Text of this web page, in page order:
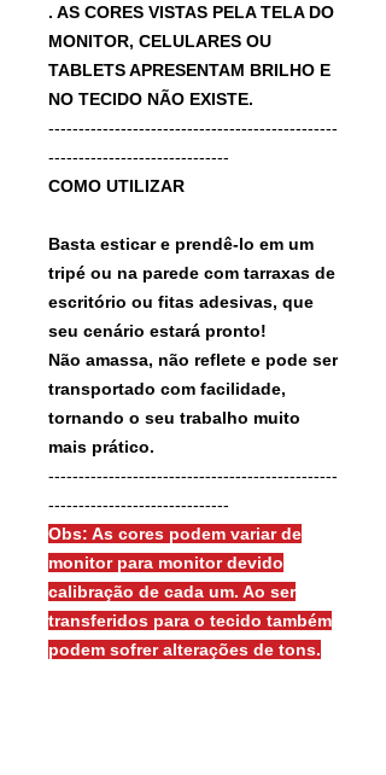
. AS CORES VISTAS PELA TELA DO
MONITOR, CELULARES OU
TABLETS APRESENTAM BRILHO E
NO TECIDO NÃO EXISTE.
------------------------------------------------
------------------------------
COMO UTILIZAR
Basta esticar e prendê-lo em um
tripé ou na parede com tarraxas de
escritório ou fitas adesivas, que
seu cenário estará pronto!
Não amassa, não reflete e pode ser
transportado com facilidade,
tornando o seu trabalho muito
mais prático.
------------------------------------------------
------------------------------
Obs: As cores podem variar de
monitor para monitor devido
calibração de cada um. Ao ser
transferidos para o tecido também
podem sofrer alterações de tons.